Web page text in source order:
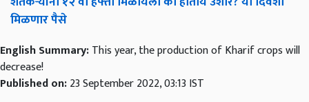
मिळणार पैसे
English Summary:This year, the production of Kharif crops will
decrease!
Published on:23 September 2022, 03:13 IST